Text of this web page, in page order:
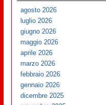
agosto 2026
luglio 2026
giugno 2026
maggio 2026
aprile 2026
marzo 2026
febbraio 2026
gennaio 2026
dicembre 2025